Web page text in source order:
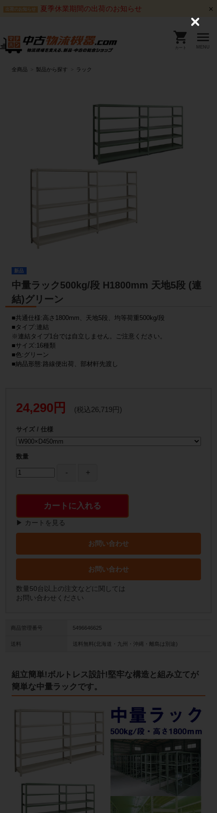
出荷のお知らせ 夏季休業期間の出荷のお知らせ
カート MENU
全商品 製品から探す ラック
新品
中量ラック500kg/段 H1800mm 天地5段 (連
結)グリーン
■共通仕様:高さ1800mm、天地5段、均等荷重500kg/段
■タイプ:連結
※連結タイプ1台では自立しません。ご注意ください。
■サイズ:16種類
■色:グリーン
■納品形態:路線便出荷、部材軒先渡し
24,290円 (税込26,719円)
サイズ / 仕様
数量
カートに入れる
▶ カートを見る
お問い合わせ
お問い合わせ
数量50台以上の注文などに関しては
お問い合わせください
商品管理番号 5496646625
送料 送料無料(北海道・九州・沖縄・離島は別途)
組立簡単!ボルトレス設計!堅牢な構造と組み立てが
簡単な中量ラックです。
C
o
s